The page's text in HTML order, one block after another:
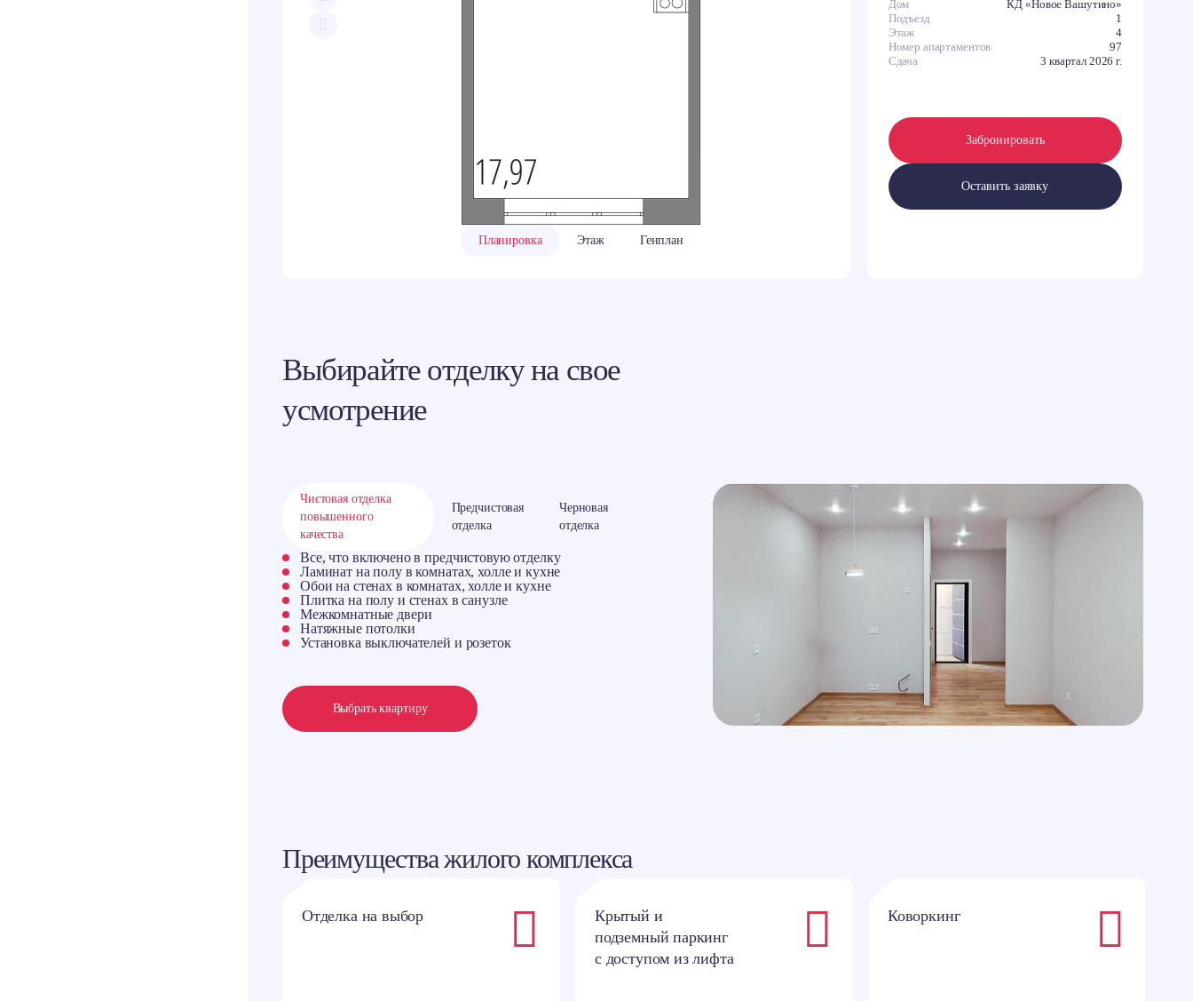
Планировка Этаж Генплан
Дом
КД «Новое Вашутино»
Подъезд
1
Этаж
4
Номер апартаментов
97
Сдача
3 квартал 2026 г.
Забронировать
Оставить заявку
Выбирайте отделку на свое
усмотрение
Чистовая отделка
повышенного
качества
Предчистовая
отделка
Черновая
отделка
Все, что включено в предчистовую отделку
Ламинат на полу в комнатах, холле и кухне
Обои на стенах в комнатах, холле и кухне
Плитка на полу и стенах в санузле
Межкомнатные двери
Натяжные потолки
Установка выключателей и розеток
Выбрать квартиру
Преимущества жилого комплекса
Отделка на выбор
Крытый и
подземный паркинг
с доступом из лифта
Коворкинг